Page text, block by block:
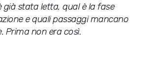
già stata letta, qual è la fase
e quali passaggi mancano
Prima non era così.